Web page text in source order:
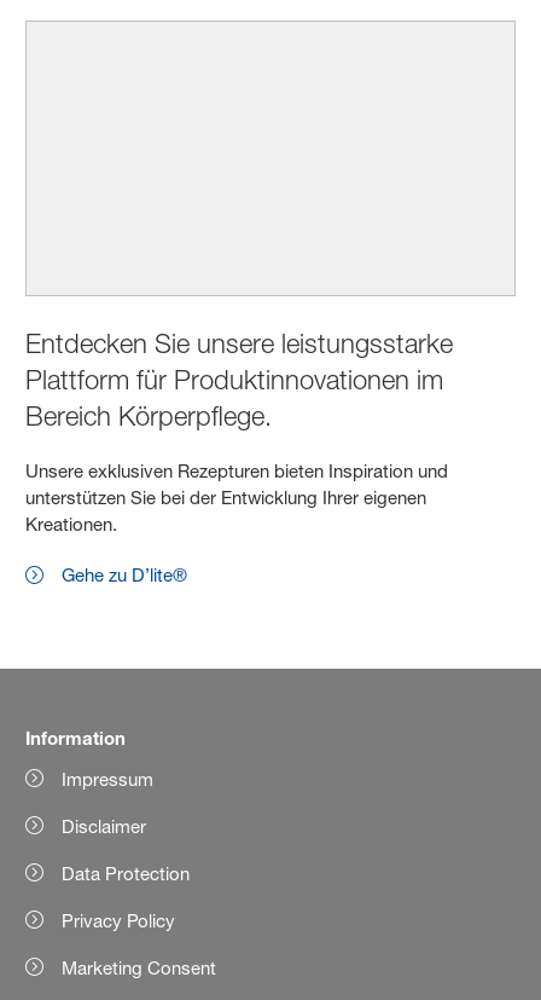
Entdecken Sie unsere leistungsstarke
Plattform für Produktinnovationen im
Bereich Körperpflege.
Unsere exklusiven Rezepturen bieten Inspiration und
unterstützen Sie bei der Entwicklung Ihrer eigenen
Kreationen.
Gehe zu D’lite®
Information
Impressum
Disclaimer
Data Protection
Privacy Policy
Marketing Consent